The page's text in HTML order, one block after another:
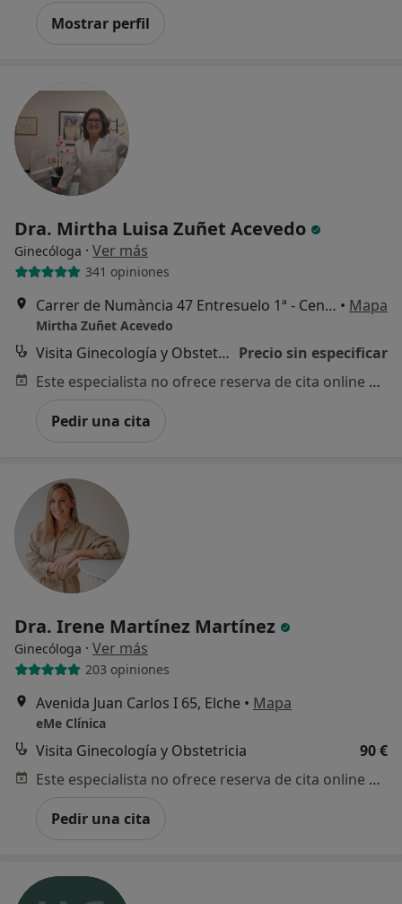
Mostrar perfil
Dra. Mirtha Luisa Zuñet Acevedo
Ginecóloga · Ver más
341 opiniones
Carrer de Numància 47 Entresuelo 1ª - Centro Medico ASINSA, Barcelona • Mapa
Mirtha Zuñet Acevedo
Visita Ginecología y Obstetricia Precio sin especificar
Este especialista no ofrece reserva de cita online en esta dirección.
Pedir una cita
Dra. Irene Martínez Martínez
Ginecóloga · Ver más
203 opiniones
Avenida Juan Carlos I 65, Elche • Mapa
eMe Clínica
Visita Ginecología y Obstetricia
90 €
Este especialista no ofrece reserva de cita online en esta dirección.
Pedir una cita